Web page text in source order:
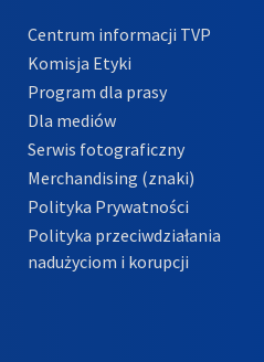
Centrum informacji TVP
Komisja Etyki
Program dla prasy
Dla mediów
Serwis fotograficzny
Merchandising (znaki)
Polityka Prywatności
Polityka przeciwdziałania
nadużyciom i korupcji